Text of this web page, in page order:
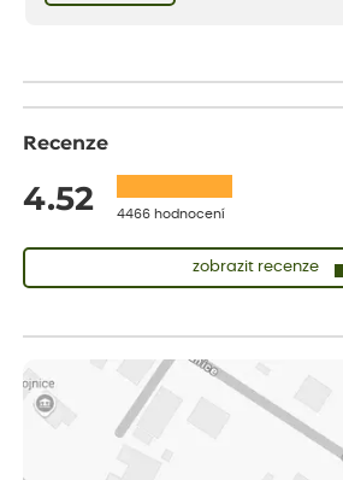
bezstarostnosti dětství při mlsání babiččina
Recenze
4.52 4466 hodnocení
zobrazit recenze
Vše v pořádku, jsem spokojena.
ověřený nákup
Rostlina mi přišla v dobrém stavu,